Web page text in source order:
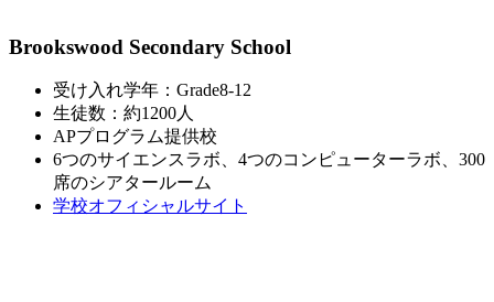
Brookswood Secondary School
受け入れ学年：Grade8-12
生徒数：約1200人
APプログラム提供校
6つのサイエンスラボ、4つのコンピューターラボ、300
席のシアタールーム
学校オフィシャルサイト